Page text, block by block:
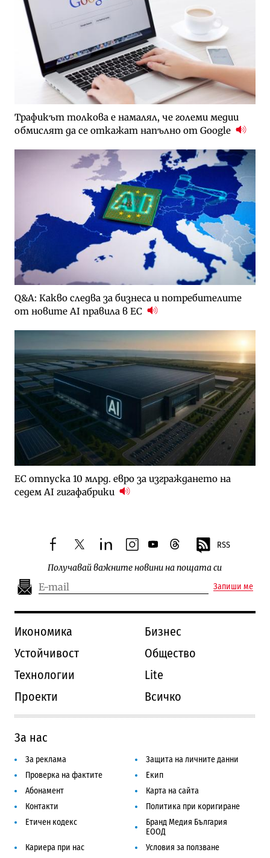
Трафикът толкова е намалял, че големи медии
обмислят да се откажат напълно от Google
Q&A: Какво следва за бизнеса и потребителите
от новите AI правила в ЕС
ЕС отпуска 10 млрд. евро за изграждането на
седем AI гигафабрики
facebooktwitterlinkedininstagram
youtubethreads RSS
Получавай важните новини на пощата си
Запиши ме
Икономика
Бизнес
Устойчивост
Общество
Технологии
Lite
Проекти
Всичко
За нас
За реклама
Защита на личните данни
Проверка на фактите
Екип
Абонамент
Карта на сайта
Контакти
Политика при коригиране
Етичен кодекс
Бранд Медия България
ЕООД
Кариера при нас
Условия за ползване